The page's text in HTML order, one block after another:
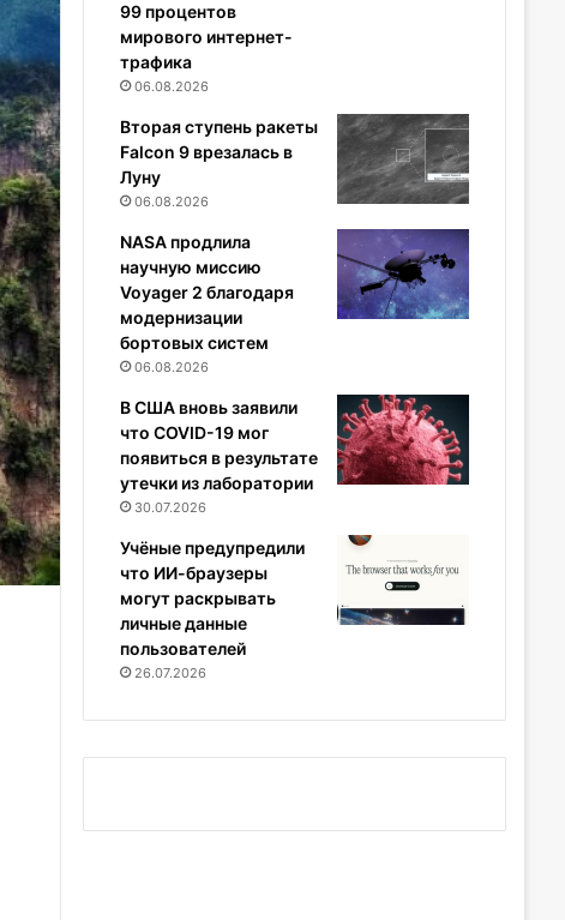
99 процентов
мирового интернет-
трафика
06.08.2026
Вторая ступень ракеты
Falcon 9 врезалась в
Луну
06.08.2026
NASA продлила
научную миссию
Voyager 2 благодаря
модернизации
бортовых систем
06.08.2026
В США вновь заявили
что COVID-19 мог
появиться в результате
утечки из лаборатории
30.07.2026
Учёные предупредили
что ИИ-браузеры
могут раскрывать
личные данные
пользователей
26.07.2026